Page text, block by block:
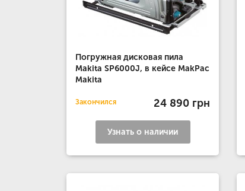
Погружная дисковая пила
Makita SP6000J, в кейсе MakPac
Makita
Закончился 24 890 грн
Узнать о наличии